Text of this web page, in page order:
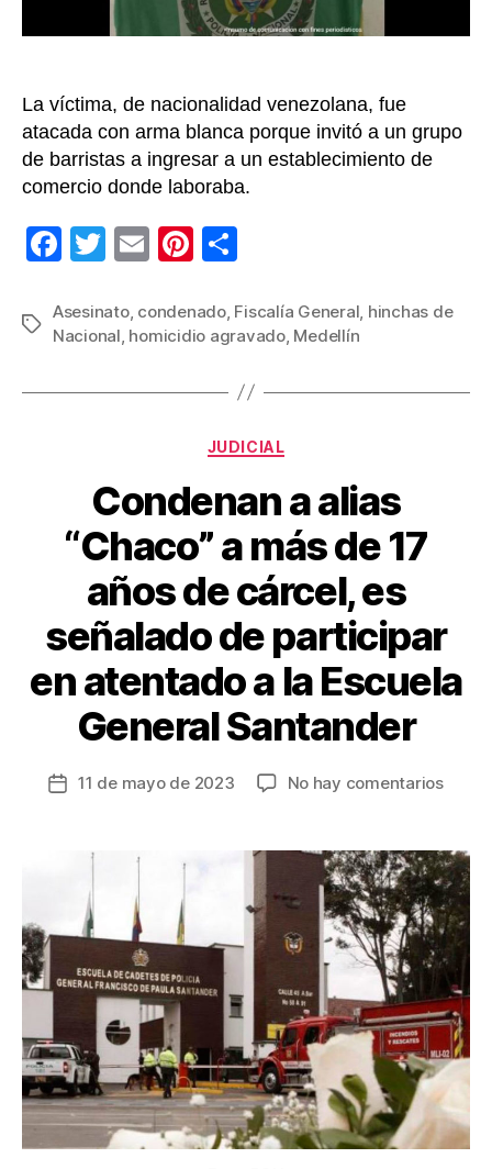
un
le
La víctima, de nacionalidad venezolana, fue
atacada con arma blanca porque invitó a un grupo
de barristas a ingresar a un establecimiento de
comercio donde laboraba.
F
c
e
b
T
tt
er
E
ail
Pi
er
e
st
m
p
ar
Etiquetas
Asesinato, condenado, Fiscalía General hinchas de
Nacional homicidio agravado, Medellín
Categorías
JUDICIAL
Condenan a alias
“Chaco” a más de 17
años de cárcel, es
señalado de participar
en atentado a la Escuela
General Santander
Fecha
entrada
11 de mayo de 2023 No hay comentariosen
alias
a
más
de
17
años
de
es
de